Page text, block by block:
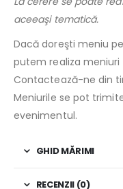
aceeaşi tematică.
Dacă doreşti meniu
putem realiza
Contactează-ne din
Meniurile se pot
evenimentul.
GHID MĂRIMI
RECENZII (0)